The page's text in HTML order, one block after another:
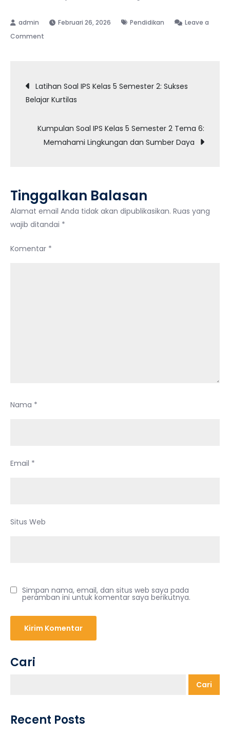
Februari 26, 2026 Pendidikan
Leave a
Comment
Soal
IPS
5
Navigasi
pos
Latihan Soal IPS Kelas 5 Semester 2: Sukses
Belajar Kurtilas
Kumpulan Soal IPS Kelas 5 Semester 2 Tema 6:
Memahami Lingkungan dan Sumber Daya
Tinggalkan Balasan
Alamat email Anda tidak akan dipublikasikan. Ruas yang
wajib ditandai *
Komentar *
Nama *
Email *
Situs Web
Simpan nama, email, dan situs web saya pada
peramban ini untuk komentar saya berikutnya.
Cari
Cari
Recent Posts